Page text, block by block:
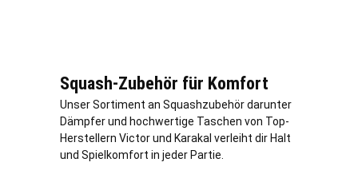
Squash-Zubehör für Komfort
Unser Sortiment an Squashzubehör darunter
Dämpfer und hochwertige Taschen von Top-
Herstellern Victor und Karakal verleiht dir Halt
und Spielkomfort in jeder Partie.